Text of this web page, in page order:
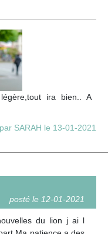
ira bien.. A
SARAH le 13-01-2021
posté le 12-01-2021
du lion j ai l